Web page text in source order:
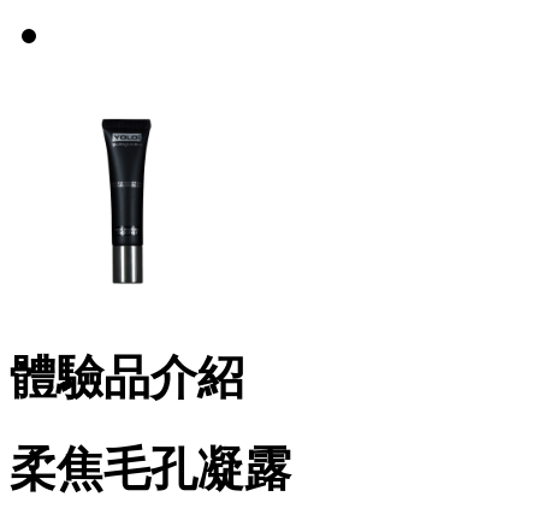
體驗品介紹
柔焦毛孔凝露